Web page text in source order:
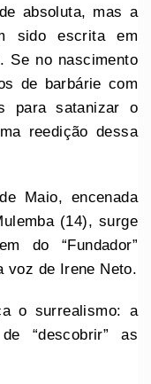
absoluta, mas a
sido escrita em
Se no nascimento
de barbárie com
para satanizar o
reedição dessa
Maio, encenada
(14), surge
do “Fundador”
voz de Irene Neto.
o surrealismo: a
“descobrir” as